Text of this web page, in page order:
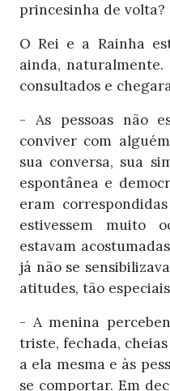
princesinha de volta?
O Rei e a Rainha
ainda, naturalmente.
consultados e
- As pessoas não
conviver com
sua conversa, sua
espontânea e
eram
estivessem muito
estavam
já não se
atitudes, tão
- A menina
triste, fechada,
a ela mesma e às
se comportar. Em